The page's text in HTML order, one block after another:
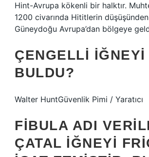
Hint-Avrupa kökenli bir halktır.
1200 civarında Hititlerin
Güneydoğu Avrupa’dan bölgeye
ÇENGELLI IĞNEYI
BULDU?
Walter HuntGüvenlik Pimi / Yaratıcı
FIBULA ADI
ÇATAL IĞNEYI